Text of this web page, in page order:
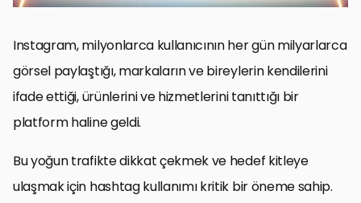
Instagram, milyonlarca kullanıcının her gün milyarlarca
görsel paylaştığı, markaların ve bireylerin kendilerini
ifade ettiği, ürünlerini ve hizmetlerini tanıttığı bir
platform haline geldi.
Bu yoğun trafikte dikkat çekmek ve hedef kitleye
ulaşmak için hashtag kullanımı kritik bir öneme sahip.